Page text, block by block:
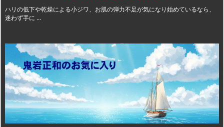
ハリの低下や乾燥による小ジワ、お肌の弾力不足が気になり始めているなら、
迷わず手に ...